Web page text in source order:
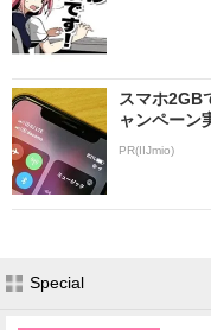
スマホ2GB
ャンペーン
PR(IIJmio)
Special